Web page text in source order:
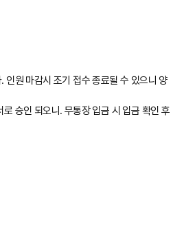
원 마감시 조기 접수 종료될 수 있으니 양
승인 되오니. 무통장 입금 시 입금 확인 후